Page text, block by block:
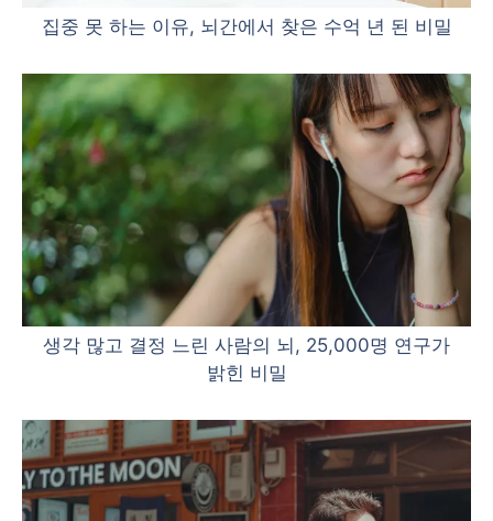
집중 못 하는 이유, 뇌간에서 찾은 수억 년 된 비밀
생각 많고 결정 느린 사람의 뇌, 25,000명 연구가
밝힌 비밀